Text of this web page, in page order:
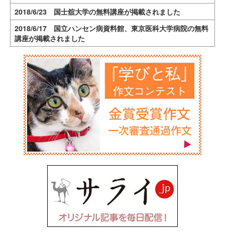
2018/6/23 国士舘大学の無料講座が掲載されました
2018/6/17 国立ハンセン病資料館、東京医科大学病院の無料
講座が掲載されました